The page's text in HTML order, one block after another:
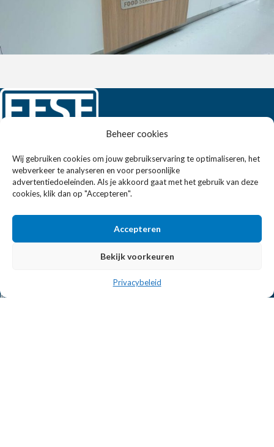
Beheer cookies
Wij gebruiken cookies om jouw gebruikservaring te optimaliseren, het
webverkeer te analyseren en voor persoonlijke
advertentiedoeleinden. Als je akkoord gaat met het gebruik van deze
cookies, klik dan op "Accepteren".
Accepteren
Bekijk voorkeuren
Privacybeleid
Eissens FSE is een horeca totaalleverancier. U vindt bij ons niet
alleen inspiratie maar ook een breed assortiment horeca
Wandelweg 198, 1521 AM Wormerveer
+31 6 2708 6347
KLANTENSERVICE